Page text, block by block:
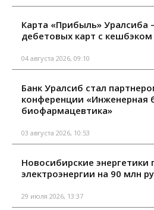
Карта «Прибыль» Уралсиба
дебетовых карт с кешбэком
04 августа 2026, 09:10
Банк Уралсиб стал
конференции «Инженерная
биофармацевтика»
03 августа 2026, 10:53
Новосибирские энергетики
электроэнергии на 90 млн
29 июля 2026, 13:37